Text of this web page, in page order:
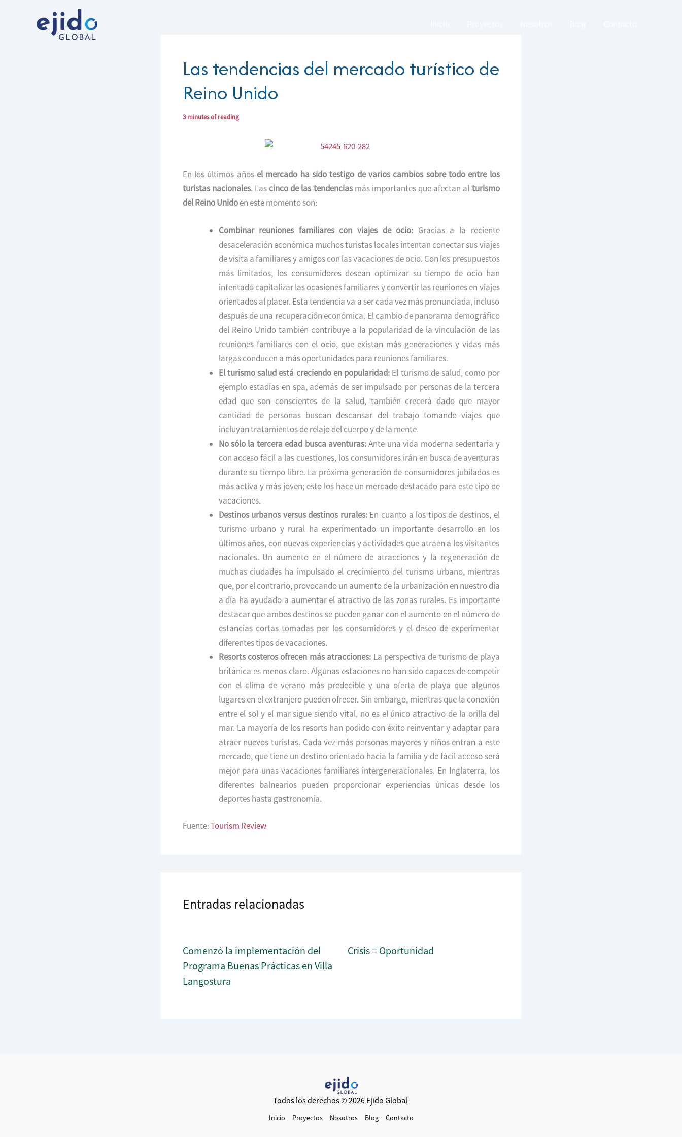
Las tendencias del mercado turístico de
Reino Unido
3 minutes of reading
En los últimos años el mercado ha sido testigo de varios cambios sobre todo entre los
turistas nacionales. Las cinco de las tendenciasmás importantes que afectan al turismo
del Reino Unidoen este momento son:
Combinar reuniones familiares con viajes de ocio: Gracias a la reciente
desaceleración económica muchos turistas locales intentan conectar sus viajes
de visita a familiares y amigos con las vacaciones de ocio. Con los presupuestos
más limitados, los consumidores desean optimizar su tiempo de ocio han
intentado capitalizar las ocasiones familiares y convertir las reuniones en viajes
orientados al placer. Esta tendencia va a ser cada vez más pronunciada, incluso
después de una recuperación económica. El cambio de panorama demográfico
del Reino Unido también contribuye a la popularidad de la vinculación de las
reuniones familiares con el ocio, que existan más generaciones y vidas más
largas conducen a más oportunidades para reuniones familiares.
El turismo salud está creciendo en popularidad: El turismo de salud, como por
ejemplo estadías en spa, además de ser impulsado por personas de la tercera
edad que son conscientes de la salud, también crecerá dado que mayor
cantidad de personas buscan descansar del trabajo tomando viajes que
incluyan tratamientos de relajo del cuerpo y de la mente.
No sólo la tercera edad busca aventuras:Ante una vida moderna sedentaria y
con acceso fácil a las cuestiones, los consumidores irán en busca de aventuras
durante su tiempo libre. La próxima generación de consumidores jubilados es
más activa y más joven; esto los hace un mercado destacado para este tipo de
vacaciones.
Destinos urbanos versus destinos rurales:En cuanto a los tipos de destinos, el
turismo urbano y rural ha experimentado un importante desarrollo en los
últimos años, con nuevas experiencias y actividades que atraen a los visitantes
nacionales. Un aumento en el número de atracciones y la regeneración de
muchas ciudades ha impulsado el crecimiento del turismo urbano, mientras
que, por el contrario, provocando un aumento de la urbanización en nuestro día
a día ha ayudado a aumentar el atractivo de las zonas rurales. Es importante
destacar que ambos destinos se pueden ganar con el aumento en el número de
estancias cortas tomadas por los consumidores y el deseo de experimentar
diferentes tipos de vacaciones.
Resorts costeros ofrecen más atracciones: La perspectiva de turismo de playa
británica es menos claro. Algunas estaciones no han sido capaces de competir
con el clima de verano más predecible y una oferta de playa que algunos
lugares en el extranjero pueden ofrecer. Sin embargo, mientras que la conexión
entre el sol y el mar sigue siendo vital, no es el único atractivo de la orilla del
mar. La mayoría de los resorts han podido con éxito reinventar y adaptar para
atraer nuevos turistas. Cada vez más personas mayores y niños entran a este
mercado, que tiene un destino orientado hacia la familia y de fácil acceso será
mejor para unas vacaciones familiares intergeneracionales. En Inglaterra, los
diferentes balnearios pueden proporcionar experiencias únicas desde los
deportes hasta gastronomía.
Fuente:Tourism Review
Entradas relacionadas
Comenzó la implementación del
Programa Buenas Prácticas en Villa
Langostura
Crisis = Oportunidad
Todos los derechos © 2026 Ejido Global
Inicio Proyectos Nosotros Blog Contacto